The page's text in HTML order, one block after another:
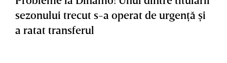
sezonului trecut s-a operat de urgenţă şi
a ratat transferul